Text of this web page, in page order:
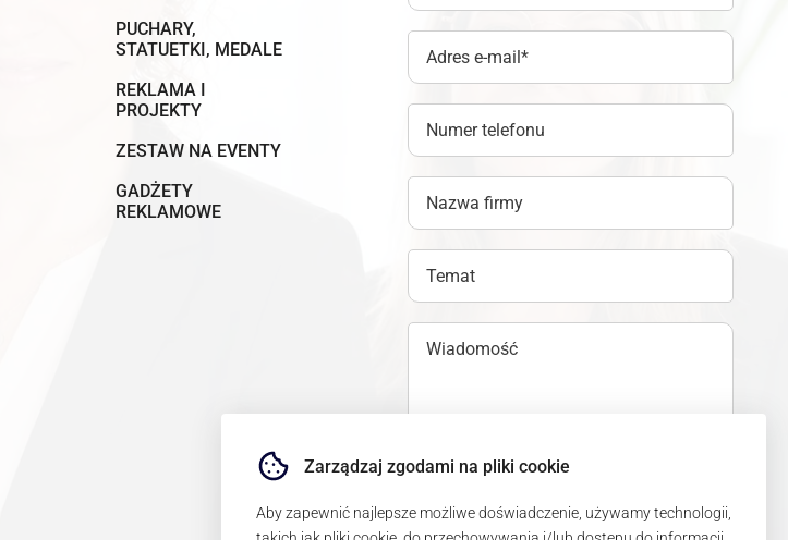
Zarządzaj zgodami na pliki cookie
Aby zapewnić najlepsze możliwe doświadczenie, używamy technologii,
PUCHARY,
STATUETKI, MEDALE
REKLAMA I
PROJEKTY
ZESTAW NA EVENTY
GADŻETY
REKLAMOWE
Akceptujępolitykę prywatności.